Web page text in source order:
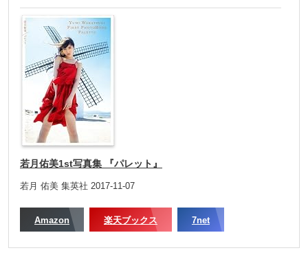
若月佑美1st写真集 『パレット』
若月 佑美 集英社 2017-11-07
Amazon 楽天ブックス 7net